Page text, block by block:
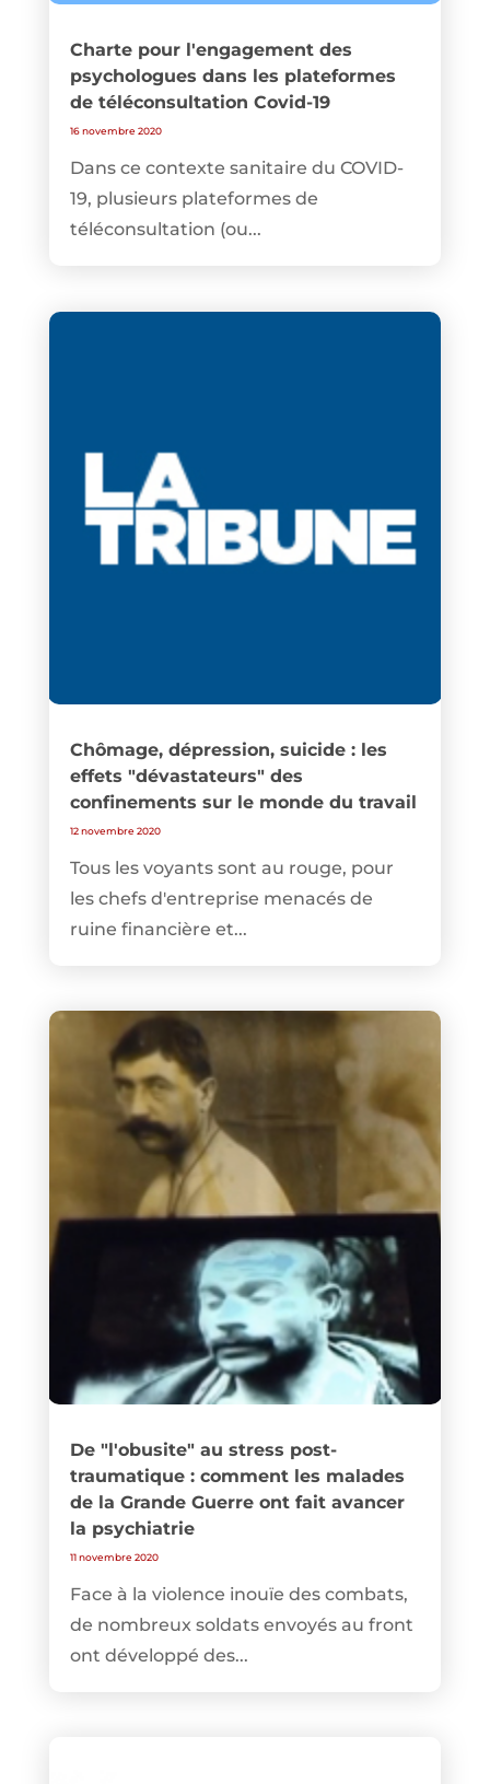
Charte pour l'engagement des
psychologues dans les plateformes
de téléconsultation Covid-19
16 novembre 2020
Dans ce contexte sanitaire du COVID-
19, plusieurs plateformes de
téléconsultation (ou...
Chômage, dépression, suicide : les
effets "dévastateurs" des
confinements sur le monde du travail
12 novembre 2020
Tous les voyants sont au rouge, pour
les chefs d'entreprise menacés de
ruine financière et...
De "l'obusite" au stress post-
traumatique : comment les malades
de la Grande Guerre ont fait avancer
la psychiatrie
11 novembre 2020
Face à la violence inouïe des combats,
de nombreux soldats envoyés au front
ont développé des...